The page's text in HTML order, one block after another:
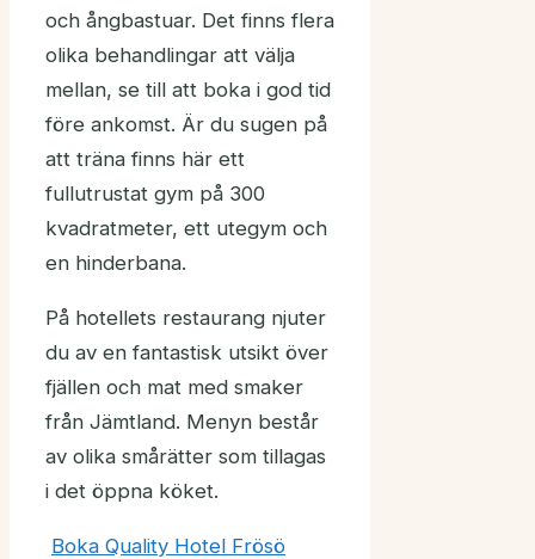
och ångbastuar. Det finns flera
olika behandlingar att välja
mellan, se till att boka i god tid
före ankomst. Är du sugen på
att träna finns här ett
fullutrustat gym på 300
kvadratmeter, ett utegym och
en hinderbana.
På hotellets restaurang njuter
du av en fantastisk utsikt över
fjällen och mat med smaker
från Jämtland. Menyn består
av olika smårätter som tillagas
i det öppna köket.
Boka Quality Hotel Frösö